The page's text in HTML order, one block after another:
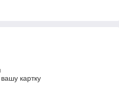
картку